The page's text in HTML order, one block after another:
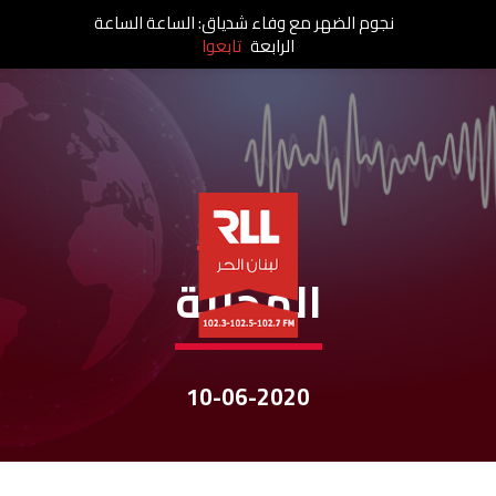
نشرات الأخبار
المحليّة
10-06-2020
نجوم الضهر مع وفاء شدياق: الساعة الساعة
الرابعة تابعوا